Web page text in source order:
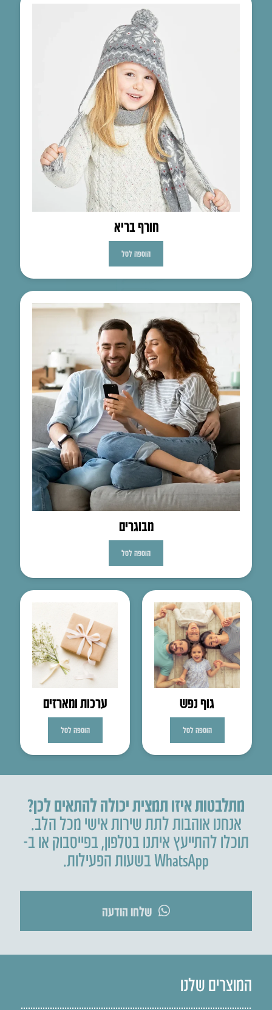
חורף בריא
הוספה לסל
מבוגרים
הוספה לסל
גוף נפש
הוספה לסל
ערכות ומארזים
הוספה לסל
מתלבטות איזו תמצית יכולה להתאים לכן?
אנחנו אוהבות לתת שירות אישי מכל הלב.
תוכלו להתייעץ איתנו בטלפון,בפייסבוק או ב-
WhatsApp בשעות הפעילות.
שלחו הודעה
המוצרים שלנו